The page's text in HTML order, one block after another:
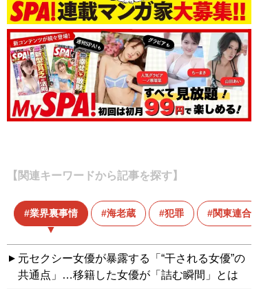
【関連キーワードから記事を探す】
業界裏事情 海老蔵 犯罪 関東連合
元セクシー女優が暴露する「“干される女優”の
共通点」…移籍した女優が「詰む瞬間」とは